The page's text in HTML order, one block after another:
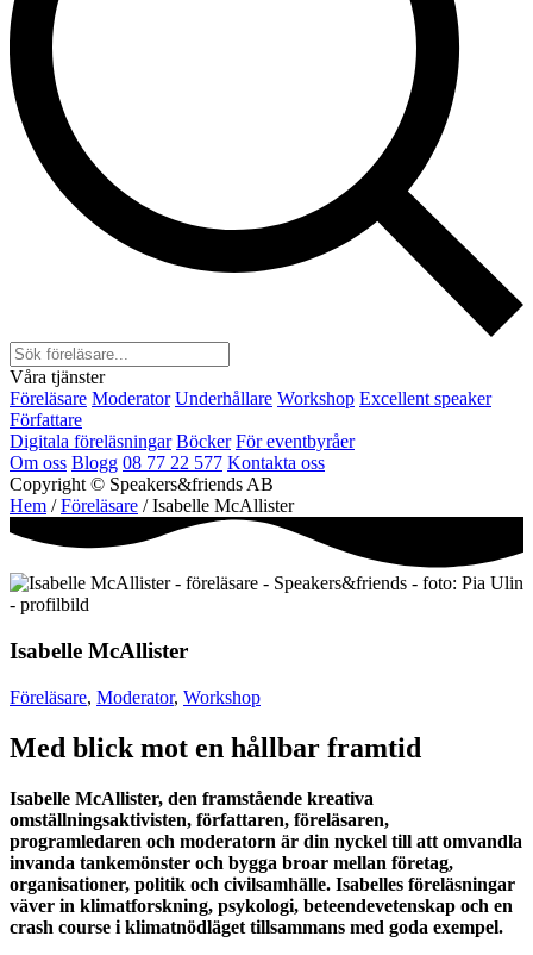
Våra tjänster
Föreläsare Moderator Underhållare Workshop Excellent speaker
Författare
Digitala föreläsningar Böcker För eventbyråer
Om oss Blogg 08 77 22 577 Kontakta oss
Copyright © Speakers&friends AB
Hem /Föreläsare / Isabelle McAllister
Isabelle McAllister
Föreläsare, Moderator, Workshop
Med blick mot en hållbar framtid
Isabelle McAllister, den framstående kreativa
omställningsaktivisten, författaren, föreläsaren,
programledaren och moderatorn är din nyckel till att omvandla
invanda tankemönster och bygga broar mellan företag,
organisationer, politik och civilsamhälle. Isabelles föreläsningar
väver in klimatforskning, psykologi, beteendevetenskap och en
crash course i klimatnödläget tillsammans med goda exempel.